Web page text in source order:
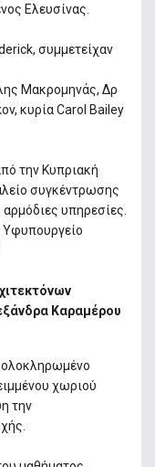
Ελευσίνας.
συμμετείχαν
Μακρομηνάς, Δρ
κυρία Carol Bailey
την Κυπριακή
συγκέντρωσης
υπηρεσίες.
Υφυπουργείο
Καραμέρου
ολοκληρωμένο
χωριού
την